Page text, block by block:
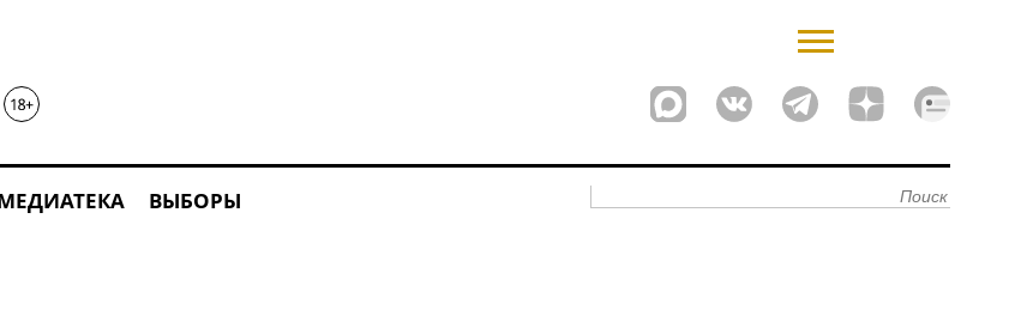
ВЫБОРЫ